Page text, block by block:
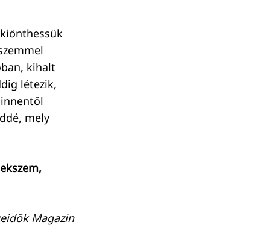
kihalt
létezik,
mely
Magazin